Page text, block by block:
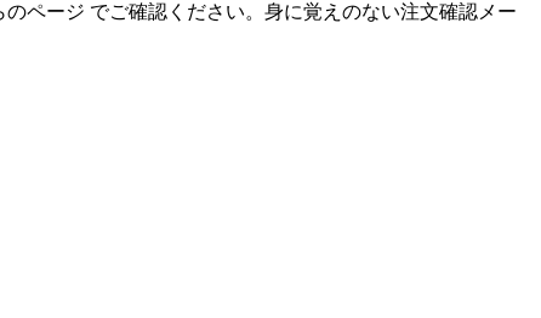
ページ でご確認ください。身に覚えのない注文確認メー